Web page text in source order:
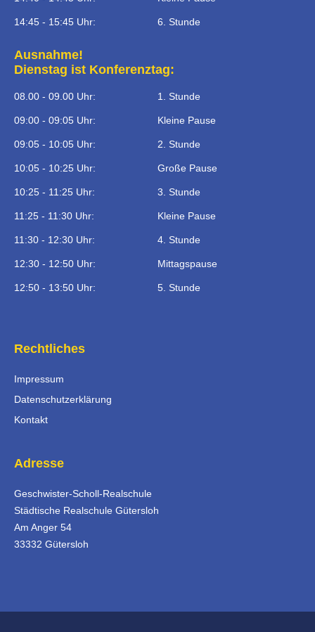
14:45 - 15:45 Uhr: 6. Stunde
Ausnahme!
Dienstag ist Konferenztag:
08.00 - 09.00 Uhr: 1. Stunde
09:00 - 09:05 Uhr: Kleine Pause
09:05 - 10:05 Uhr: 2. Stunde
10:05 - 10:25 Uhr: Große Pause
10:25 - 11:25 Uhr: 3. Stunde
11:25 - 11:30 Uhr: Kleine Pause
11:30 - 12:30 Uhr: 4. Stunde
12:30 - 12:50 Uhr: Mittagspause
12:50 - 13:50 Uhr: 5. Stunde
Rechtliches
Impressum
Datenschutzerklärung
Kontakt
Adresse
Geschwister-Scholl-Realschule
Städtische Realschule Gütersloh
Am Anger 54
33332 Gütersloh